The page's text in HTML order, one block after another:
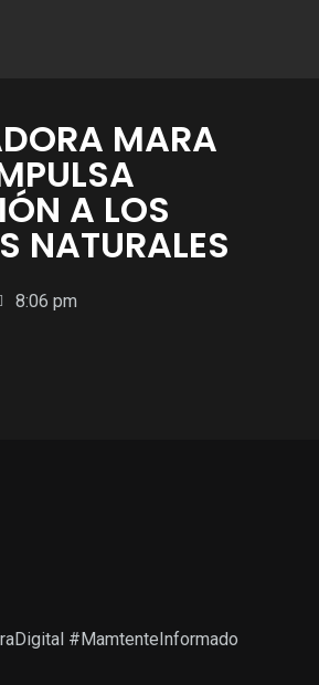
MARA
A LOS
NATURALES
8:06 pm
#MamtenteInformado